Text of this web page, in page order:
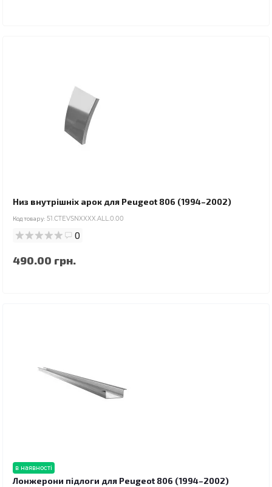
Низ внутрішніх арок для Peugeot 806 (1994–2002)
Код товару: 51.CTEVSNXXXX.ALL.0.00
0
490.00 грн.
в наявності
Лонжерони підлоги для Peugeot 806 (1994–2002)